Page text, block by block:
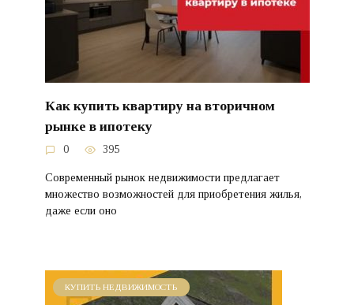
Как купить квартиру на вторичном
рынке в ипотеку
0 395
Современный рынок недвижимости предлагает
множество возможностей для приобретения жилья,
даже если оно
КУПИТЬ НЕДВИЖИМОСТЬ